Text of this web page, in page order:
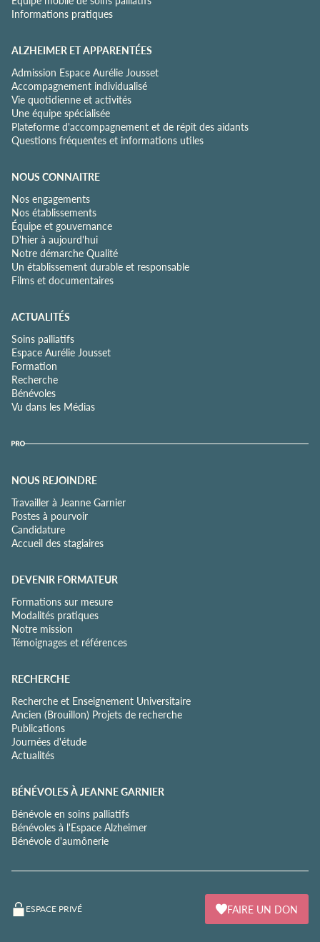
é
Informations pratiques
ALZHEIMER ET APPARENTÉES
Admission Espace Aurélie Jousset
Accompagnement individualisé
Vie quotidienne et activités
Une équipe spécialisée
Plateforme d'accompagnement et de répit des aidants
Questions fréquentes et informations utiles
NOUS CONNAITRE
Nos engagements
Nos établissements
Équipe et gouvernance
D'hier à aujourd'hui
Notre démarche Qualité
Un établissement durable et responsable
Films et documentaires
ACTUALITÉS
Soins palliatifs
Espace Aurélie Jousset
Formation
Recherche
Bénévoles
Vu dans les Médias
NOUS REJOINDRE
Travailler à Jeanne Garnier
Postes à pourvoir
Candidature
Accueil des stagiaires
DEVENIR FORMATEUR
Formations sur mesure
Modalités pratiques
Notre mission
Témoignages et références
RECHERCHE
Recherche et Enseignement Universitaire
Ancien (Brouillon) Projets de recherche
Publications
Journées d'étude
Actualités
BÉNÉVOLES À JEANNE GARNIER
Bénévole en soins palliatifs
Bénévoles à l'Espace Alzheimer
Bénévole d'aumônerie
ESPACE PRIVÉ FAIRE UN DON